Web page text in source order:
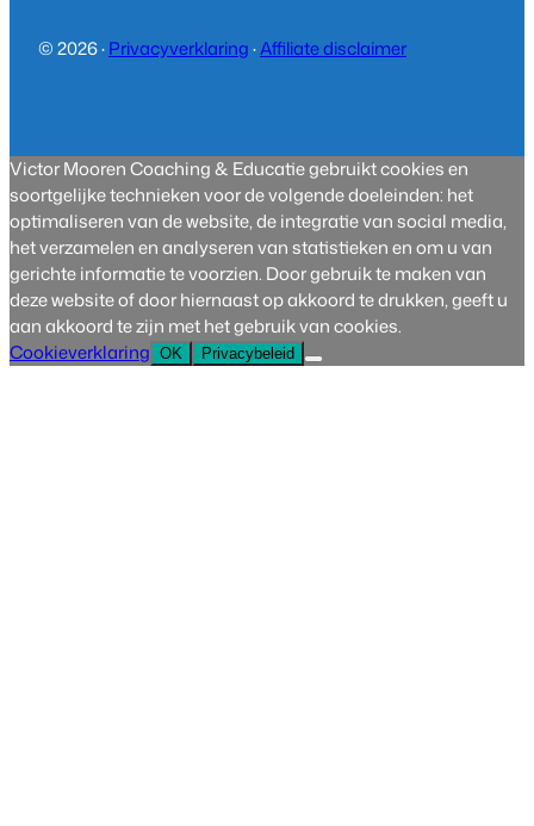
© 2026 ·Privacyverklaring·Affiliate disclaimer
Victor Mooren Coaching & Educatie gebruikt cookies en
soortgelijke technieken voor de volgende doeleinden: het
optimaliseren van de website, de integratie van social media,
het verzamelen en analyseren van statistieken en om u van
gerichte informatie te voorzien. Door gebruik te maken van
deze website of door hiernaast op akkoord te drukken, geeft u
aan akkoord te zijn met het gebruik van cookies.
Cookieverklaring OK Privacybeleid